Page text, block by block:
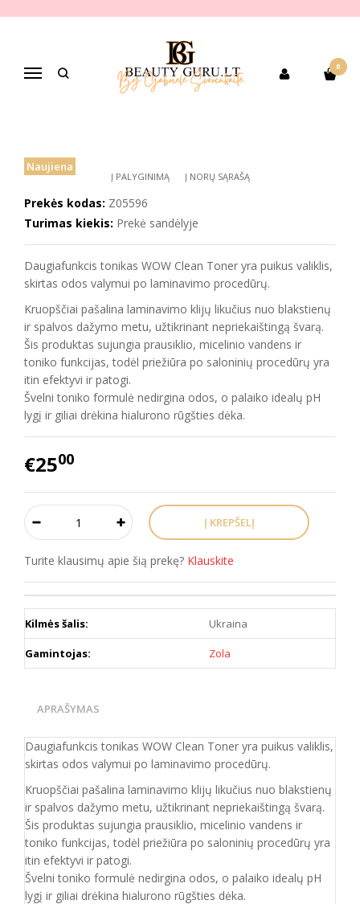
Navigacija
0
Pagrindinis PREKIŲ KATEGORIJOS
Dekoratyvinė kosmetika
ZOLA WOW Clean Toner – daugiafunkcinis valiklis
ZOLA WOW CLEAN TONER –
Naujiena
Į PALYGINIMĄ Į NORŲ SĄRAŠĄ
Prekės kodas: Z05596
Turimas kiekis: Prekė sandėlyje
Daugiafunkcis tonikas WOW Clean Toner yra puikus valiklis,
skirtas odos valymui po laminavimo procedūrų.
Kruopščiai pašalina laminavimo klijų likučius nuo blakstienų
ir spalvos dažymo metu, užtikrinant nepriekaištingą švarą.
Šis produktas sujungia prausiklio, micelinio vandens ir
toniko funkcijas, todėl priežiūra po saloninių procedūrų yra
itin efektyvi ir patogi.
Švelni toniko formulė nedirgina odos, o palaiko idealų pH
lygį ir giliai drėkina hialurono rūgšties dėka.
€2500
Turite klausimų apie šią prekę? Klauskite
Kilmės šalis: Ukraina
Gamintojas: Zola
APRAŠYMAS
Daugiafunkcis tonikas WOW Clean Toner yra puikus valiklis,
skirtas odos valymui po laminavimo procedūrų.
Kruopščiai pašalina laminavimo klijų likučius nuo blakstienų
ir spalvos dažymo metu, užtikrinant nepriekaištingą švarą.
Šis produktas sujungia prausiklio, micelinio vandens ir
toniko funkcijas, todėl priežiūra po saloninių procedūrų yra
itin efektyvi ir patogi.
Švelni toniko formulė nedirgina odos, o palaiko idealų pH
lygį ir giliai drėkina hialurono rūgšties dėka.